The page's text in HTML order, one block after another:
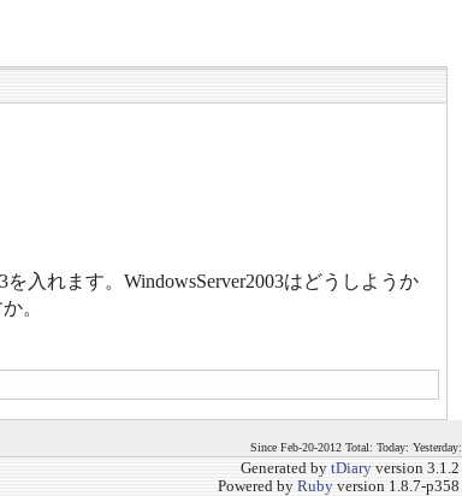
入れます。WindowsServer2003はどうしようか
。
Since Feb-20-2012 Total: Today: Yesterday:
Generated by tDiary version 3.1.2
Powered by Ruby version 1.8.7-p358